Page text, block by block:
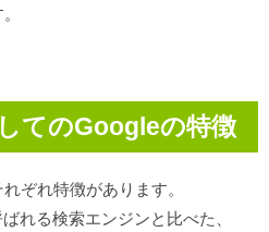
てのGoogleの特徴
ぞれ特徴があります。
れる検索エンジンと比べた、